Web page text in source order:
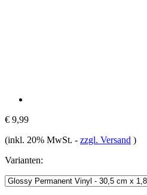
€ 9,99
(inkl. 20% MwSt. - zzgl. Versand )
Varianten: